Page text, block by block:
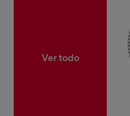
Ver todo